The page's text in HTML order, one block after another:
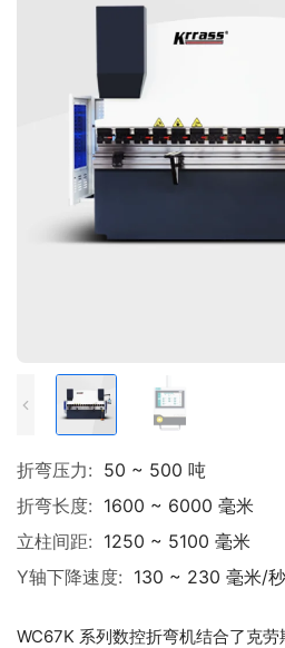
折弯压力: 50 ~ 500 吨
折弯长度: 1600 ~ 6000 毫米
立柱间距: 1250 ~ 5100 毫米
Y轴下降速度: 130 ~ 230 毫米/秒
WC67K 系列数控折弯机结合了克